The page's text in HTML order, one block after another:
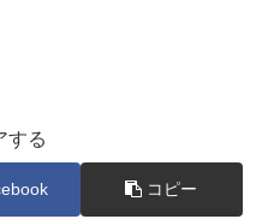
する
コピー